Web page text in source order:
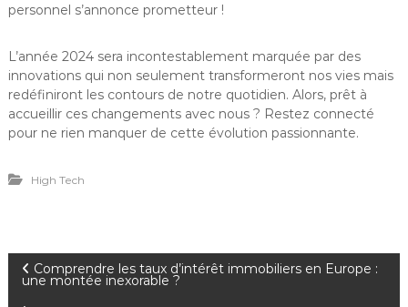
personnel s’annonce prometteur !
L’année 2024 sera incontestablement marquée par des
innovations qui non seulement transformeront nos vies mais
redéfiniront les contours de notre quotidien. Alors, prêt à
accueillir ces changements avec nous ? Restez connecté
pour ne rien manquer de cette évolution passionnante.
High Tech
Comprendre les taux d’intérêt immobiliers en Europe :
une montée inexorable ?